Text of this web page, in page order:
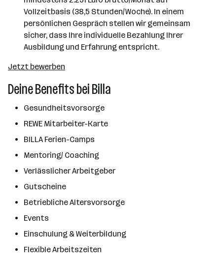
Vollzeitbasis (38,5 Stunden/Woche). In einem
persönlichen Gespräch stellen wir gemeinsam
sicher, dass Ihre individuelle Bezahlung Ihrer
Ausbildung und Erfahrung entspricht.
Jetzt bewerben
Deine Benefits bei Billa
Gesundheitsvorsorge
REWE Mitarbeiter-Karte
BILLA Ferien-Camps
Mentoring/ Coaching
Verlässlicher Arbeitgeber
Gutscheine
Betriebliche Altersvorsorge
Events
Einschulung & Weiterbildung
Flexible Arbeitszeiten